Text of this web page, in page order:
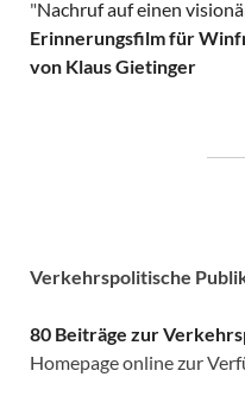
"Nachruf auf einen
Erinnerungsfilm für
von Klaus Gietinger
Verkehrspolitische
80 Beiträge zur
Homepage online zur